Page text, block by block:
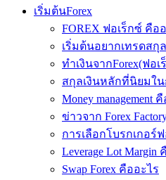
เริ่มต้นForex
FOREX ฟอเร็กซ์ คือ
เริ่มต้นอยากเทรดสกุ
ทำเงินจากForex(ฟอเ
สกุลเงินหลักที่นิยมใน
Money management
ข่าวจาก Forex
การเลือกโบรกเกอร์
Leverage Lot Margin
Swap Forex คืออะไร